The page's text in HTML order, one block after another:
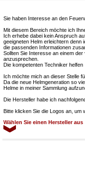
Sie haben Interesse an den
Mit diesem Bereich möchte ich
Ich erhebe dabei kein Anspruch
geeigneten Helm erleichtern
die passenden Informationen
Sollten Sie Interesse an einem
anzusprechen.
Die kompetenten Techniker
Ich möchte mich an dieser Stelle
Da die neue Helmgeneration so
Helme in meiner Sammlung
Die Hersteller habe ich
Bitte klicken Sie die Logos an, um
Wählen Sie einen Hersteller aus